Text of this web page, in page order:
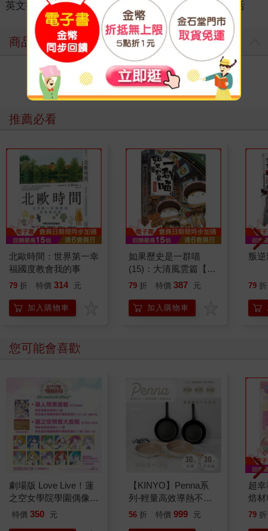
英文書 ＞ 生活風格 ＞ 家居生活 ＞ 其他家居生活
商品評價
寫評價
推薦必看
北歐時間：世界第一幸
福國度教會我的事
79 折 特價 314 元
加入購物車
如果歷史是一群喵
(15)：大清風雲篇【萌
貓漫畫學歷史】
79 折 特價 387 元
加入購物車
叛
79 折
您可能會喜歡
劇場版 Love Live！蓮
之空女學院學園偶像俱
樂部 Bloom Garden
特價 350 元
【KINYO】Penna系
列-輕量高效導熱不沾
平煎鍋30cm
56 折 特價 999 元
超
焙
愛
79 折